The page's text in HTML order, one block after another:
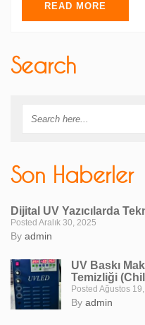
READ MORE
Search
Son Haberler
Dijital UV Yazıcılarda
Posted Aralık 30, 2025
By admin
UV Baskı
Temizliği
Posted Ağustos
By admin